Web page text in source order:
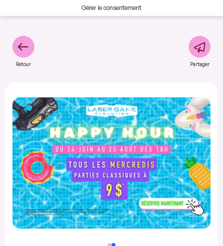
Gérer le consentement
Retour Partager